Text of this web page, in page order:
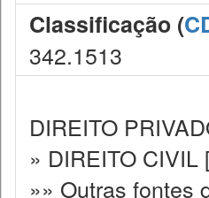
Classificação (
342.1513
DIREITO
» DIREITO CIVIL
»» Outras fontes